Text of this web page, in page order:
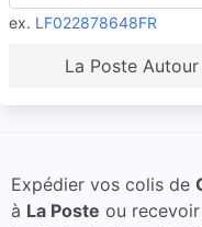
ex. LF022878648FR
La Poste
Expédier vos colis de
à La Poste ou